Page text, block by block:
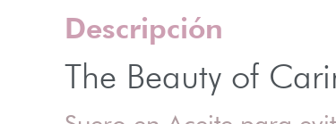
Descripción
The Beauty of